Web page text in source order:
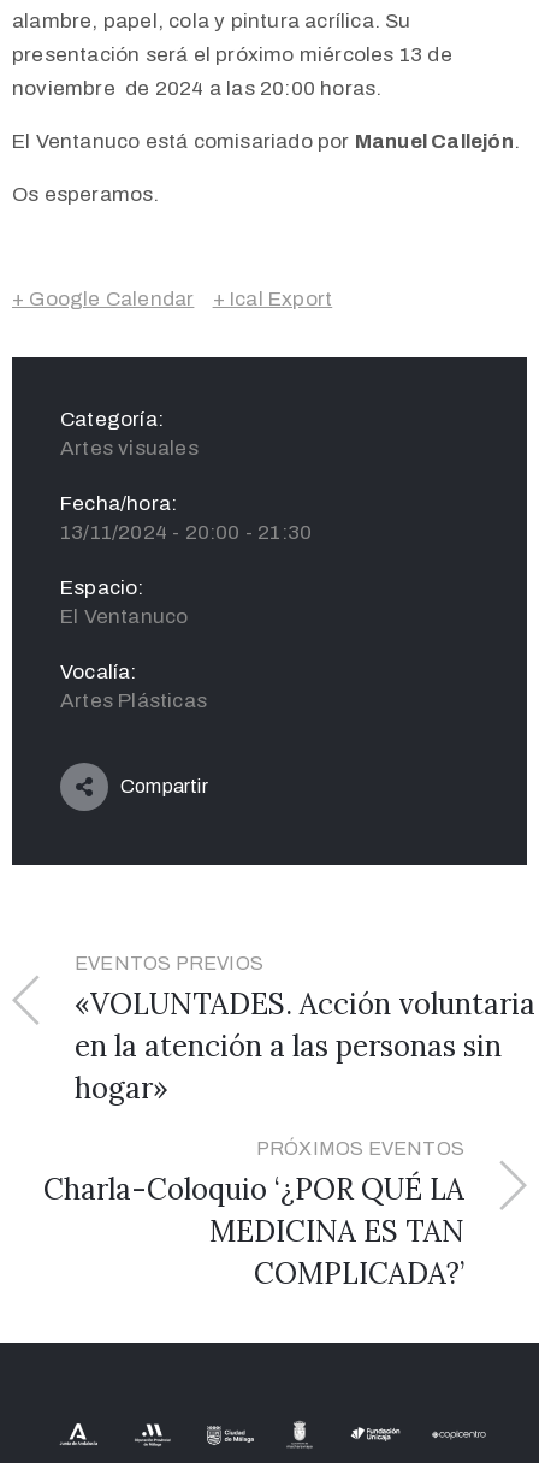
alambre, papel, cola y pintura acrílica. Su
presentación será el próximo miércoles 13 de
noviembre de 2024 a las 20:00 horas.
El Ventanuco está comisariado por Manuel Callejón.
Os esperamos.
+ Google Calendar + Ical Export
Categoría:
Artes visuales
Fecha/hora:
13/11/2024 - 20:00 - 21:30
Espacio:
El Ventanuco
Vocalía:
Artes Plásticas
Compartir
EVENTOS PREVIOS
«VOLUNTADES. Acción voluntaria
en la atención a las personas sin
hogar»
PRÓXIMOS EVENTOS
Charla-Coloquio ‘¿POR QUÉ LA
MEDICINA ES TAN
COMPLICADA?’